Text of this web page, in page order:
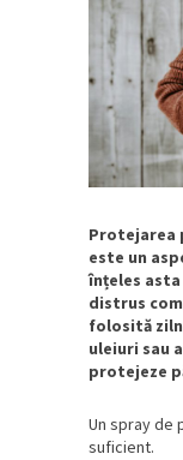
Protejarea
este un
înțeles asta
distrus
folosită
uleiuri sau
protejeze
Un spray de
suficient.